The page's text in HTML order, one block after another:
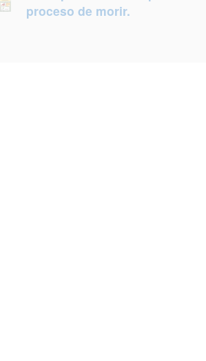
proceso de morir.